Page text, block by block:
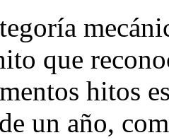
que
hitos
un año,